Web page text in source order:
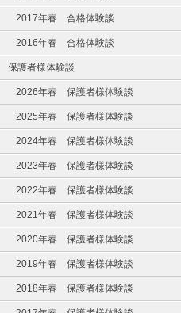
2017年春 合格体験談
2016年春 合格体験談
保護者様体験談
2026年春 保護者様体験談
2025年春 保護者様体験談
2024年春 保護者様体験談
2023年春 保護者様体験談
2022年春 保護者様体験談
2021年春 保護者様体験談
2020年春 保護者様体験談
2019年春 保護者様体験談
2018年春 保護者様体験談